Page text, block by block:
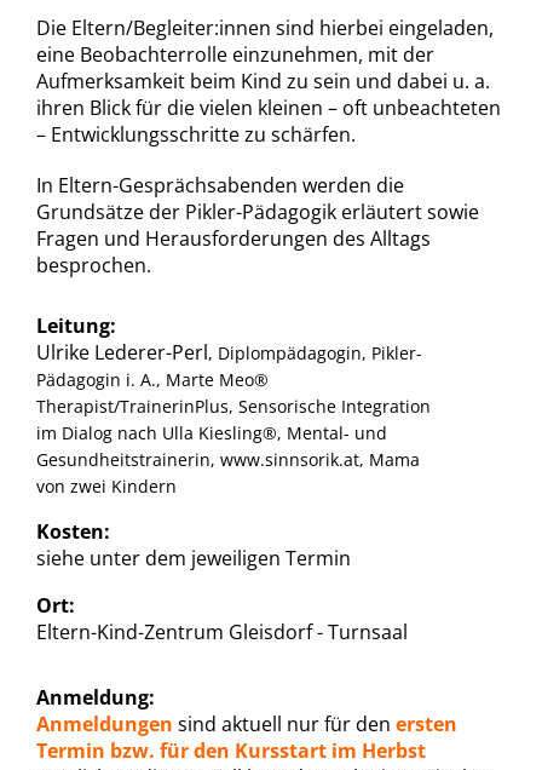
Die Eltern/Begleiter:innen sind hierbei eingeladen,
eine Beobachterrolle einzunehmen, mit der
Aufmerksamkeit beim Kind zu sein und dabei u. a.
ihren Blick für die vielen kleinen – oft unbeachteten
– Entwicklungsschritte zu schärfen.
In Eltern-Gesprächsabenden werden die
Grundsätze der Pikler-Pädagogik erläutert sowie
Fragen und Herausforderungen des Alltags
besprochen.
Leitung:
Ulrike Lederer-Perl, Diplompädagogin, Pikler-
Pädagogin i. A., Marte Meo®
Therapist/TrainerinPlus, Sensorische Integration
im Dialog nach Ulla Kiesling®, Mental- und
Gesundheitstrainerin, www.sinnsorik.at, Mama
von zwei Kindern
Kosten:
siehe unter dem jeweiligen Termin
Ort:
Eltern-Kind-Zentrum Gleisdorf - Turnsaal
Anmeldung:
Anmeldungen sind aktuell nur für den ersten
Termin bzw. für den Kursstart im Herbst